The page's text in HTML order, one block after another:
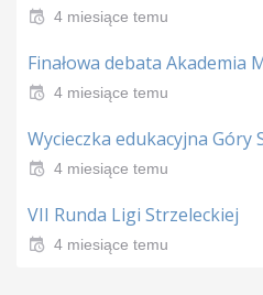
4 miesiące temu
Finałowa debata Akademia
4 miesiące temu
Wycieczka edukacyjna Góry
4 miesiące temu
VII Runda Ligi Strzeleckiej
4 miesiące temu